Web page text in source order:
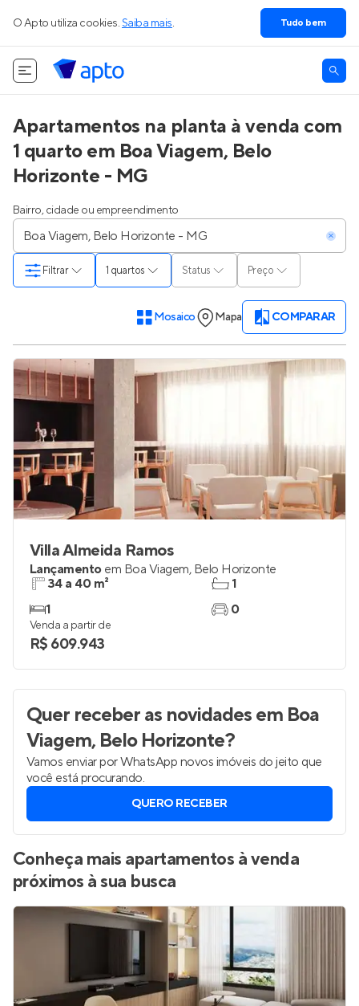
O Apto utiliza cookies. Saiba mais. Tudo bem
Apartamentos na planta à venda com
1 quarto em Boa Viagem, Belo
Horizonte - MG
Bairro, cidade ou empreendimento
1 quartos Status Preço
Filtrar
Mosaico Mapa COMPARAR
Villa Almeida Ramos
Lançamento em Boa Viagem, Belo Horizonte
34 a 40 m²
1
1
0
Venda a partir de
R$ 609.943
Quer receber as novidadesem Boa
Viagem, Belo Horizonte?
Vamos enviar por WhatsApp novos imóveis do jeito que
você está procurando.
QUERO RECEBER
Conheça mais apartamentos à venda
próximos à sua busca